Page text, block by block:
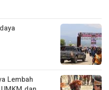
Lembah